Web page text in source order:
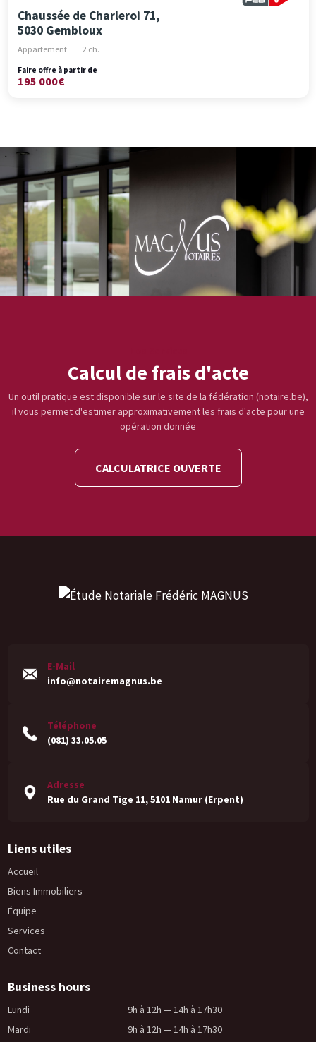
Chaussée de Charleroi 71,
5030 Gembloux
Appartement 2 ch.
Faire offre à partir de
195 000€
Calcul de frais d'acte
Un outil pratique est disponible sur le site de la fédération (notaire.be),
il vous permet d'estimer approximativement les frais d'acte pour une
opération donnée
CALCULATRICE OUVERTE
E-Mail
info@notairemagnus.be
Téléphone
(081) 33.05.05
Adresse
Rue du Grand Tige 11, 5101 Namur (Erpent)
Liens utiles
Accueil
Biens Immobiliers
Équipe
Services
Contact
Business hours
Lundi
9h à 12h — 14h à 17h30
Mardi
9h à 12h — 14h à 17h30